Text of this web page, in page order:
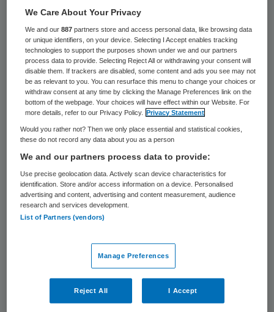
3000 mensen post van de minister.
“We willen mensen weer warm maken voor
een baan in de zorg”, schrijft De Jonge: “We
proberen iedereen op deze manier te
bereiken. De eerste 3000 mensen krijgen nu
een brief, maar het is de bedoeling dat
iedereen die werkte in de zorg de komende
tijd wordt aangeschreven”, zei De Jonge in
het NOS Radio 1 Journaal. “We hebben
iedereen hard nodig”.
De adressen van de oud-medewerkers
komen via het pensioenfonds PFZW. Alle
geadresseerden hebben minstens drie jaar
We Care About Your Privacy
We and our887 partners store and access personal data, like browsing data
or unique identifiers, on your device. Selecting I Accept enables tracking
technologies to support the purposes shown under we and our partners
process data to provide. Selecting Reject All or withdrawing your consent will
disable them. If trackers are disabled, some content and ads you see may not
be as relevant to you. You can resurface this menu to change your choices or
withdraw consent at any time by clicking the Manage Preferences link on the
bottom of the webpage. Your choices will have effect within our Website. For
more details, refer to our Privacy Policy.
Privacy Statement
Would you rather not? Then we only place essential and statistical cookies,
these do not record any data about you as a person
We and our partners process data to provide:
Use precise geolocation data. Actively scan device characteristics for
identification. Store and/or access information on a device. Personalised
advertising and content, advertising and content measurement, audience
research and services development.
List of Partners (vendors)
Manage Preferences
Reject All I Accept